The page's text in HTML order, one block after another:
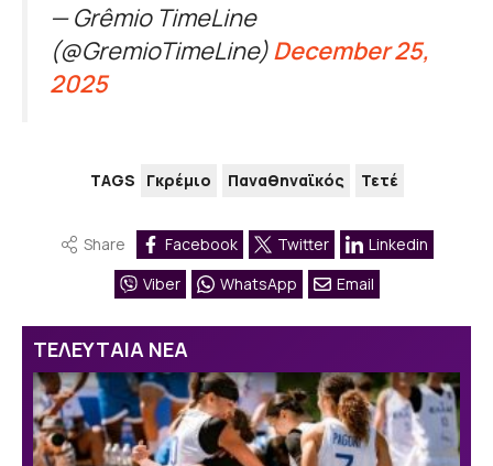
— Grêmio TimeLine
(@GremioTimeLine)December 25,
2025
TAGS Γκρέμιο Παναθηναϊκός Τετέ
Share Facebook Twitter
Linkedin
Viber
WhatsApp Email
ΤΕΛΕΥΤΑΙΑ ΝΕΑ